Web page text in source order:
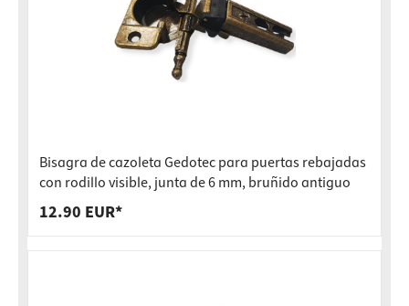
Bisagra de cazoleta Gedotec para puertas rebajadas
con rodillo visible, junta de 6 mm, bruñido antiguo
12.90 EUR*